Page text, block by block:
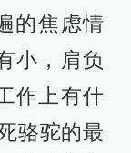
的焦虑情
小，肩负
作上有什
骆驼的最